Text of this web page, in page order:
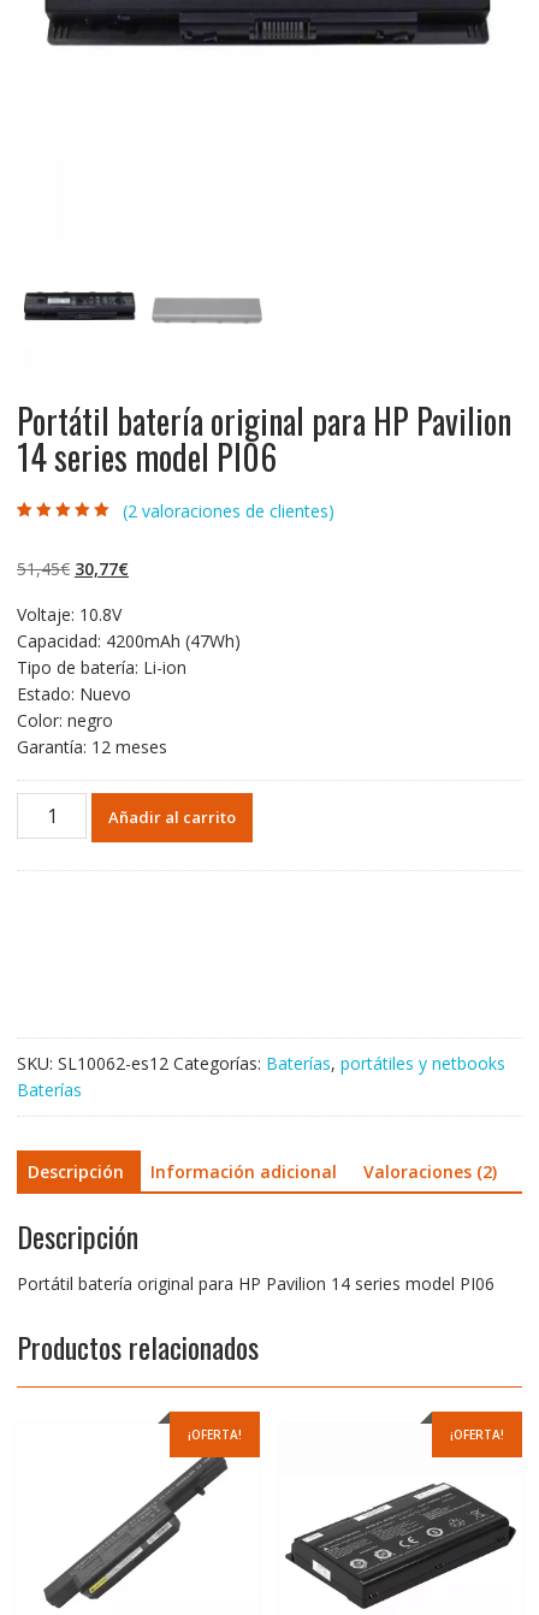
Portátil batería original para HP Pavilion
14 series model PI06
valoraciones de
(2valoraciones de clientes)
51,45€ El
original
era:
51,45€.
30,77€El
es:
30,77€.
Voltaje: 10.8V
Capacidad: 4200mAh (47Wh)
Tipo de batería: Li-ion
Estado: Nuevo
Color: negro
Garantía: 12 meses
Portátil
batería
PI06
cantidad
Añadir al carrito
SKU: SL10062-es12 Categorías: Baterías, portátiles y netbooks
Baterías
Descripción Información adicional Valoraciones (2)
Descripción
Portátil batería original para HP Pavilion 14 series model PI06
Productos relacionados
¡OFERTA! ¡OFERTA!